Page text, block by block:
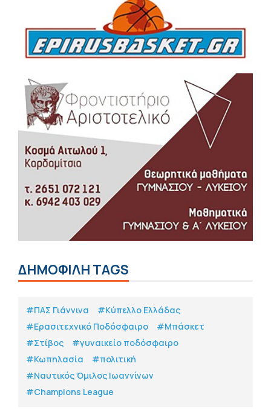
ΔΗΜΟΦΙΛΗ TAGS
#ΠΑΣ Γιάννινα
#Κύπελλο Ελλάδας
#Eρασιτεχνικό Ποδόσφαιρο
#Μπάσκετ
#Στίβος
#γυναικείο ποδόσφαιρο
#Κωπηλασία
#πολιτική
#Ναυτικός Όμιλος Ιωαννίνων
#Champions League